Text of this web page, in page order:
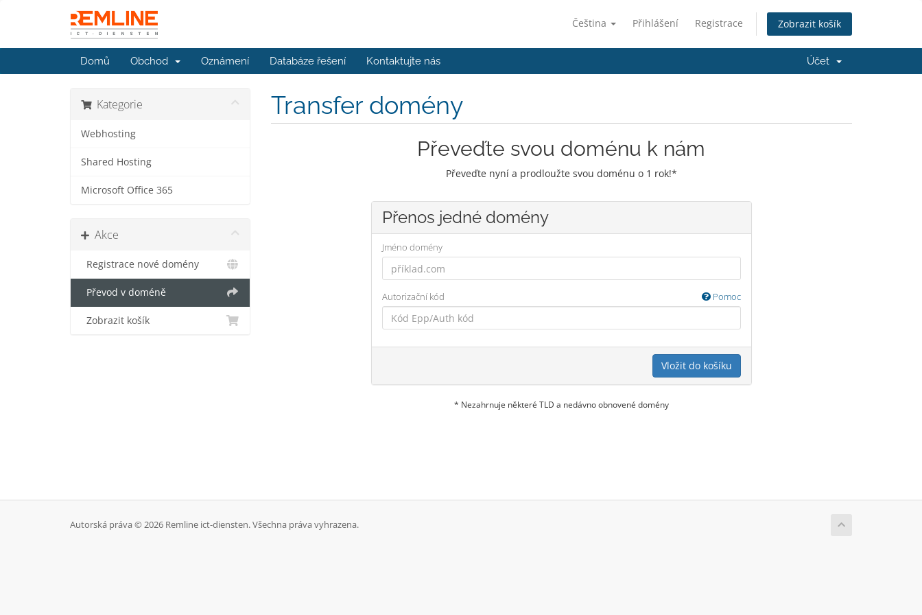
Čeština Přihlášení Registrace Zobrazit košík
Domů Obchod Oznámení Databáze řešení Kontaktujte nás Účet
Kategorie
Webhosting
Shared Hosting
Microsoft Office 365
Akce
Registrace nové domény
Převod v doméně
Zobrazit košík
Transfer domény
Převeďte svou doménu k nám
Převeďte nyní a prodloužte svou doménu o 1 rok!*
Přenos jedné domény
Jméno domény
Autorizační kód Pomoc
Vložit do košíku
* Nezahrnuje některé TLD a nedávno obnovené domény
Autorská práva © 2026 Remline ict-diensten. Všechna práva vyhrazena.